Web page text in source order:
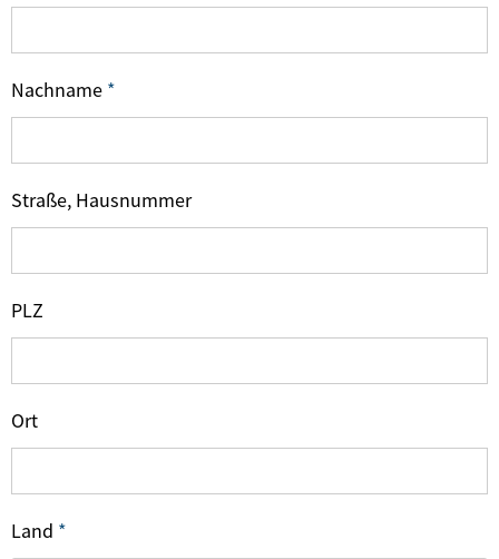
Nachname *
Straße, Hausnummer
PLZ
Ort
Land *